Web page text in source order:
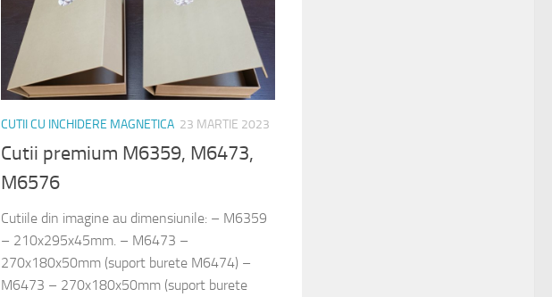
CUTII CU INCHIDERE MAGNETICA 23 MARTIE 2023
Cutii premium M6359, M6473,
M6576
Cutiile din imagine au dimensiunile: – M6359
– 210x295x45mm. – M6473 –
270x180x50mm (suport burete M6474) –
M6473 – 270x180x50mm (suport burete